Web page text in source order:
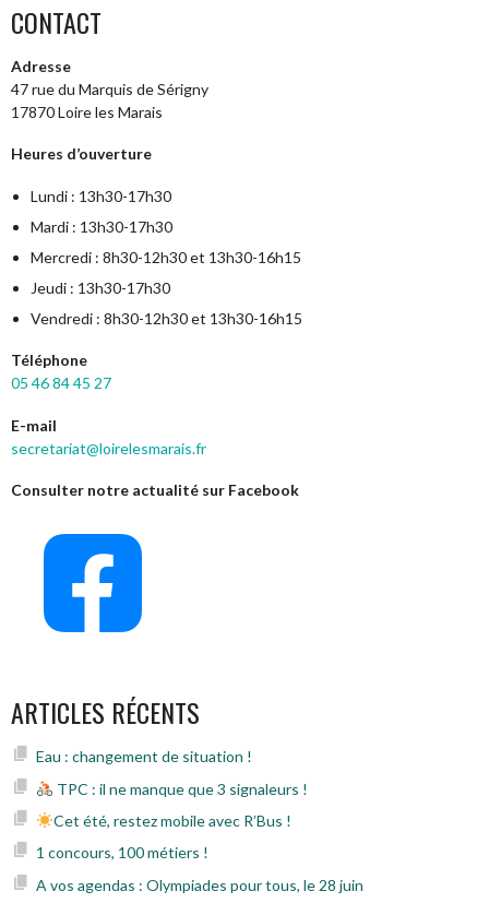
CONTACT
Adresse
47 rue du Marquis de Sérigny
17870 Loire les Marais
Heures d’ouverture
Lundi : 13h30-17h30
Mardi : 13h30-17h30
Mercredi : 8h30-12h30 et 13h30-16h15
Jeudi : 13h30-17h30
Vendredi : 8h30-12h30 et 13h30-16h15
Téléphone
05 46 84 45 27
E-mail
secretariat@loirelesmarais.fr
Consulter notre actualité sur Facebook
ARTICLES RÉCENTS
Eau : changement de situation !
TPC : il ne manque que 3 signaleurs !
Cet été, restez mobile avec R’Bus !
1 concours, 100 métiers !
A vos agendas : Olympiades pour tous, le 28 juin